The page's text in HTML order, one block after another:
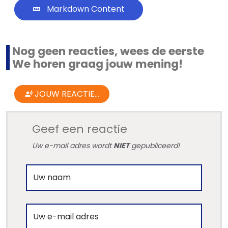
Lopende
Markdown Content
Nog geen reacties, wees de eerste
We horen graag jouw mening!
JOUW REACTIE...
Geef een reactie
Uw e-mail adres wordtNIETgepubliceerd!